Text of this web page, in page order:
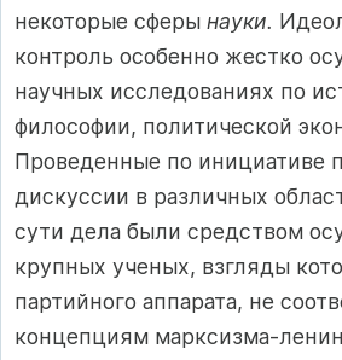
некоторые сферы науки.
контроль особенно жестко
научных исследованиях по
философии, политической
Проведенные по инициативе
дискуссии в различных
сути дела были средством
крупных ученых, взгляды
партийного аппарата, не
концепциям марксизма-